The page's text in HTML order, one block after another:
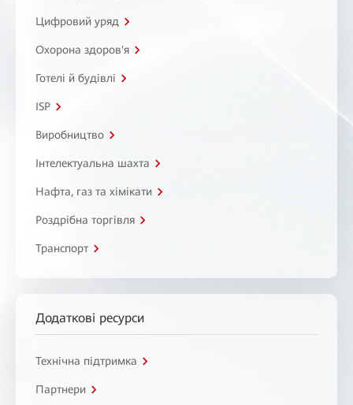
Цифровий уряд
Охорона здоров'я
Готелі й будівлі
ISP
Виробництво
Інтелектуальна шахта
Нафта, газ та хімікати
Роздрібна торгівля
Транспорт
Додаткові ресурси
Технічна підтримка
Партнери